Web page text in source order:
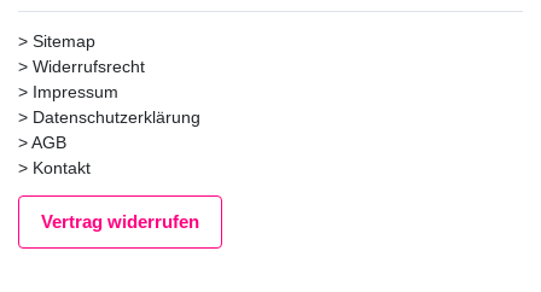
> Sitemap
> Widerrufsrecht
> Impressum
> Datenschutzerklärung
>AGB
> Kontakt
Vertrag widerrufen